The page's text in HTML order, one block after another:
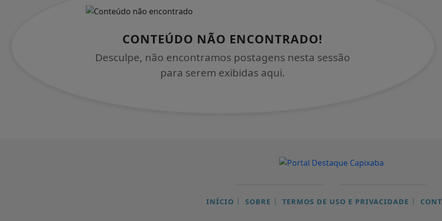
CONTEÚDO NÃO ENCONTRADO!
Desculpe, não encontramos postagens nesta sessão
para serem exibidas aqui.
INÍCIO | SOBRE | TERMOS DE USO E PRIVACIDADE |